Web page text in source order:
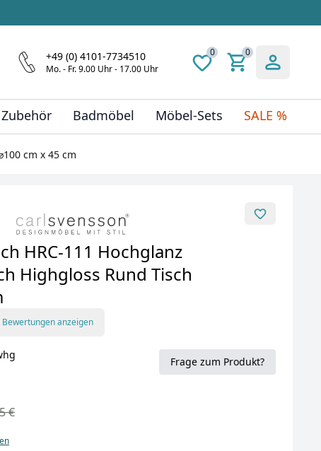
+49 (0) 4101-7734510
Mo. - Fr. 9.00 Uhr - 17.00 Uhr
0 0
Badmöbel Möbel-Sets SALE %
cm x 45 cm
HRC-111 Hochglanz
Highgloss Rund Tisch
Bewertungen anzeigen
Frage zum Produkt?
€